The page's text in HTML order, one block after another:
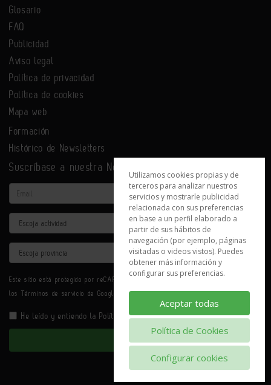
Glosario
FAQ
Publicidad
Aviso legal
Política de privacidad
Política de cookies
Mapa web
Formación
Histórico de Newsletters
Suscríbase a nuestra Newsletter
Email
Actividad
Provincia
Este sitio está protegido por reCAPTCHA y se aplican la
los Términos de servicio de Google.
He leído y entiendo la Política de Privacidad
Enviar
Utilizamos cookies propias y de
terceros para analizar nuestros
servicios y mostrarle publicidad
relacionada con sus preferencias
en base a un perfil elaborado a
partir de sus hábitos de
navegación (por ejemplo, páginas
visitadas o videos vistos). Puedes
obtener más información y
configurar sus preferencias.
Aceptar todas
Política de Cookies
Configurar cookies